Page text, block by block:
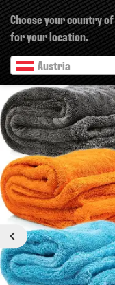
Choose your country
for your location.
Austria
Previous